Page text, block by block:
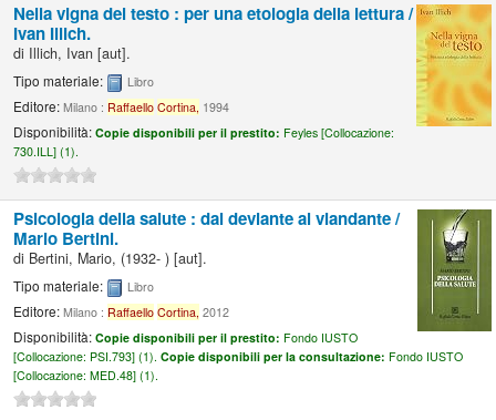
Nella vigna del testo : per una etologia della lettura /
Ivan Illich.
di Illich, Ivan [aut].
Tipo materiale: Libro
Editore:Milano : Raffaello Cortina, 1994
Disponibilità:Copie disponibili per il prestito: Feyles [Collocazione:
730.ILL] (1).
Psicologia della salute : dal deviante al viandante /
Mario Bertini.
di Bertini, Mario, (1932- ) [aut].
Tipo materiale: Libro
Editore:Milano : Raffaello Cortina, 2012
Disponibilità:Copie disponibili per il prestito: Fondo IUSTO
[Collocazione: PSI.793] (1).Copie disponibili per la consultazione: Fondo IUSTO
[Collocazione:MED.48] (1).